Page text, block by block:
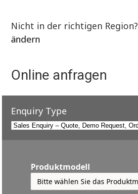
Nicht in der richtigen Region?
ändern
Online anfragen
Enquiry Type
Produktmodell